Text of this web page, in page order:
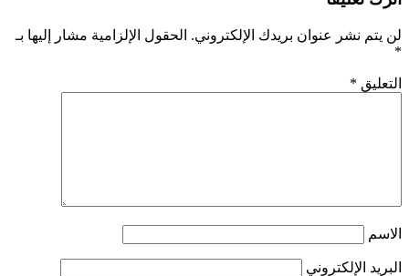
لن يتم نشر عنوان بريدك الإلكتروني. الحقول الإلزامية مشار إليها بـ
*
التعليق *
الاسم
البريد الإلكتروني